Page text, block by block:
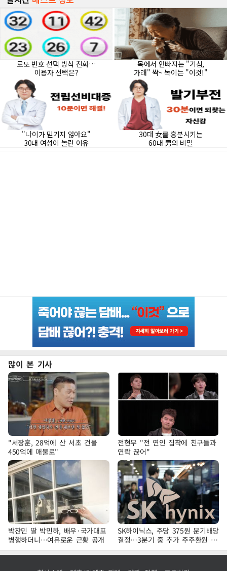
많이 본 기사
"서장훈, 28억에 산 서초 건물
450억에 매물로"
전현무 "전 연인 집착에 친구들과
연락 끊어"
박찬민 딸 박민하, 배우·국가대표
병행하더니…여유로운 근황 공개
SK하이닉스, 주당 375원 분기배당
결정…3분기 중 추가 주주환원 발
표